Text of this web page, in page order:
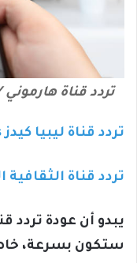
تردد قناة هارموني HARMONY على نايل سات 2026
تردد قناة ليبيا كيدز nlc kids الجديدة
تردد قناة
ستكون بسرعة،